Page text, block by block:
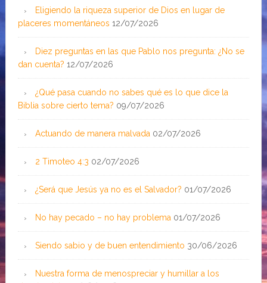
Eligiendo la riqueza superior de Dios en lugar de
placeres momentáneos 12/07/2026
Diez preguntas en las que Pablo nos pregunta: ¿No se
dan cuenta? 12/07/2026
¿Qué pasa cuando no sabes qué es lo que dice la
Biblia sobre cierto tema? 09/07/2026
Actuando de manera malvada 02/07/2026
2 Timoteo 4:3 02/07/2026
¿Será que Jesús ya no es el Salvador? 01/07/2026
No hay pecado – no hay problema 01/07/2026
Siendo sabio y de buen entendimiento 30/06/2026
Nuestra forma de menospreciar y humillar a los